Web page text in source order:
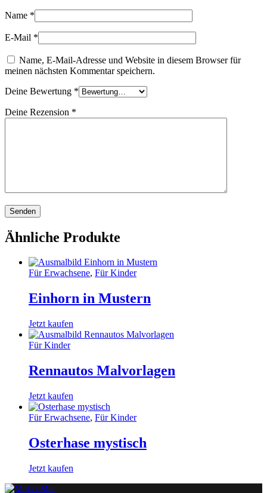
Name *
E-Mail *
Name, E-Mail-Adresse und Website in diesem Browser für
meinen nächsten Kommentar speichern.
Deine Bewertung *
Deine Rezension *
Ähnliche Produkte
Für Erwachsene, Für Kinder
Einhorn in Mustern
Jetzt kaufen
Für Kinder
Rennautos Malvorlagen
Jetzt kaufen
Für Erwachsene, Für Kinder
Osterhase mystisch
Jetzt kaufen